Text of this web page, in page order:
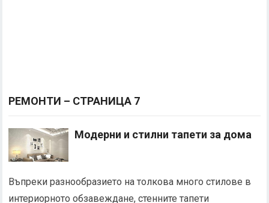
РЕМОНТИ – СТРАНИЦА 7
Модерни и стилни тапети за дома
Въпреки разнообразието на толкова много стилове в
интериорното обзавеждане, стенните тапети